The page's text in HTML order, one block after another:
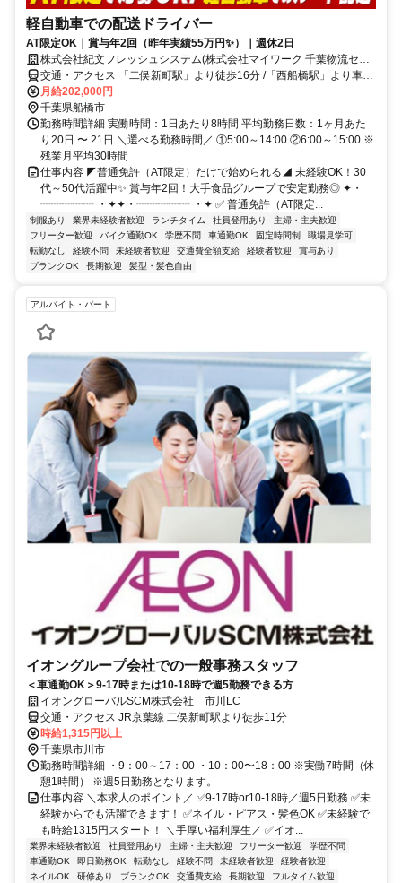
軽自動車での配送ドライバー
AT限定OK｜賞与年2回（昨年実績55万円✨）｜週休2日
株式会社紀文フレッシュシステム(株式会社マイワーク 千葉物流セン
ター内)
交通・アクセス 「二俣新町駅」より徒歩16分 /「西船橋駅」より車9
分
月給202,000円
千葉県船橋市
勤務時間詳細 実働時間：1日あたり8時間 平均勤務日数：1ヶ月あた
り20日 〜 21日 ＼選べる勤務時間／ ①5:00～14:00 ②6:00～15:00 ※
残業月平均30時間
仕事内容 ◤普通免許（AT限定）だけで始められる◢ 未経験OK！30
代～50代活躍中✨ 賞与年2回！大手食品グループで安定勤務◎ ✦・
┈┈┈┈┈ ・✦✦・┈┈┈┈┈ ・✦ ✅ 普通免許（AT限定...
制服あり 業界未経験者歓迎 ランチタイム 社員登用あり
主婦・主夫歓迎
フリーター歓迎
バイク通勤OK 学歴不問 車通勤OK 固定時間制
職場見学可
転勤なし
経験不問 未経験者歓迎 交通費全額支給 経験者歓迎
賞与あり
ブランクOK
長期歓迎 髪型・髪色自由
アルバイト・パート
イオングループ会社での一般事務スタッフ
＜車通勤OK＞9-17時または10-18時で週5勤務できる方
イオングローバルSCM株式会社 市川LC
交通・アクセス JR京葉線 二俣新町駅より徒歩11分
時給1,315円以上
千葉県市川市
勤務時間詳細 ・9：00～17：00 ・10：00〜18：00 ※実働7時間（休
憩1時間） ※週5日勤務となります。
仕事内容 ＼本求人のポイント／ ✅9-17時or10-18時／週5日勤務 ✅未
経験からでも活躍できます！ ✅ネイル・ピアス・髪色OK ✅未経験で
も時給1315円スタート！ ＼手厚い福利厚生／ ✅イオ...
業界未経験者歓迎 社員登用あり 主婦・主夫歓迎 フリーター歓迎
学歴不問
車通勤OK
即日勤務OK 転勤なし 経験不問 未経験者歓迎
経験者歓迎
ネイルOK
研修あり ブランクOK 交通費支給 長期歓迎
フルタイム歓迎